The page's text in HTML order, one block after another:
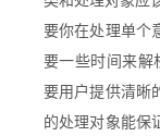
要你在处理单个
要一些时间来
要用户提供清晰
的处理对象能保